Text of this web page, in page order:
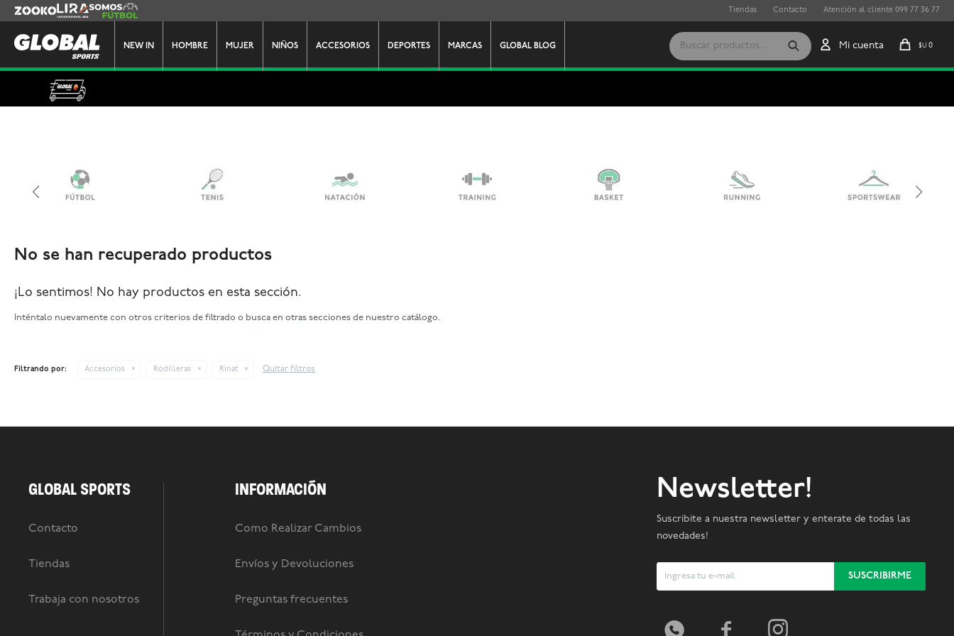
NEW IN HOMBRE MUJER NIÑOS ACCESORIOS DEPORTES MARCAS GLOBAL BLOG $U 0
Zooko Lira Somos Futbol Tiendas Contacto Atención al cliente 099 77 36 77
No se han recuperado productos
¡Lo sentimos! No hay productos en esta sección.
Inténtalo nuevamente con otros criterios de filtrado o busca en otras secciones de nuestro catálogo.
Filtrando por: Accesorios Rodilleras Rinat Quitar filtros
GLOBAL SPORTS
Contacto
Tiendas
Trabaja con nosotros
INFORMACIÓN
Como Realizar Cambios
Envíos y Devoluciones
Preguntas frecuentes
Newsletter!
Suscribite a nuestra newsletter y enterate de todas las
novedades!
SUSCRIBIRME
  